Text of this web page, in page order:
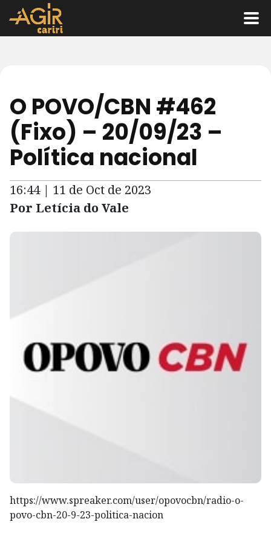
O POVO/CBN #462
(Fixo) – 20/09/23 –
Política nacional
16:44 | 11 de Oct de 2023
Por Letícia do Vale
https://www.spreaker.com/user/opovocbn/radio-o-
povo-cbn-20-9-23-politica-nacion